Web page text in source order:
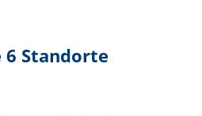
6 Standorte